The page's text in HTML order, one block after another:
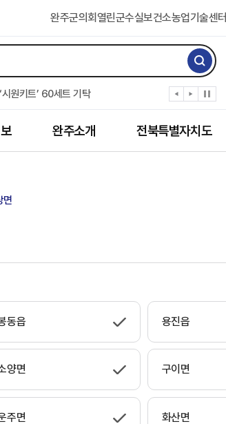
완주군의회 열린군수실보건소농업기술센터
소년 안전 지킨다”
원 만나 미래 진로 그린다
원키트’ 60세트 기탁
1,000만 원 기탁
가게·행복빨래방 만족도 조사
경 농업인 현장 목소리 경청
로당 냉장고 후원
위한 ‘이서천사 요리교실’
완주소개 전북특별자치도
면
동읍 용진읍
양면 구이면
주면 화산면